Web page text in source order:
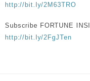
http://bit.ly/2M63TRO
Subscribe FORTUNE
http://bit.ly/2FgJTen